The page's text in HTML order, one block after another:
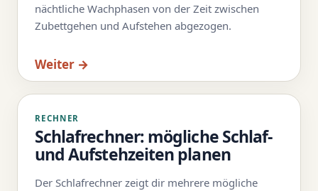
nächtliche Wachphasen von der Zeit zwischen
Zubettgehen und Aufstehen abgezogen.
Weiter →
RECHNER
Schlafrechner: mögliche Schlaf-
und Aufstehzeiten planen
Der Schlafrechner zeigt dir mehrere mögliche